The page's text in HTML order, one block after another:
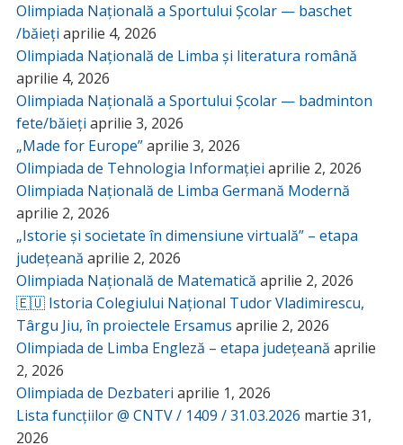
Olimpiada Națională a Sportului Școlar — baschet
/băieți aprilie 4, 2026
Olimpiada Națională de Limba și literatura română
aprilie 4, 2026
Olimpiada Națională a Sportului Școlar — badminton
fete/băieți aprilie 3, 2026
„Made for Europe”aprilie 3, 2026
Olimpiada de Tehnologia Informației aprilie 2, 2026
Olimpiada Națională de Limba Germană Modernă
aprilie 2, 2026
„Istorie și societate în dimensiune virtuală” – etapa
județeană aprilie 2, 2026
Olimpiada Națională de Matematică aprilie 2, 2026
🇪🇺 Istoria Colegiului Național Tudor Vladimirescu,
Târgu Jiu, în proiectele Ersamus aprilie 2, 2026
Olimpiada de Limba Engleză – etapa județeană aprilie
2, 2026
Olimpiada de Dezbateri aprilie 1, 2026
Lista funcțiilor @ CNTV / 1409 / 31.03.2026 martie 31,
2026